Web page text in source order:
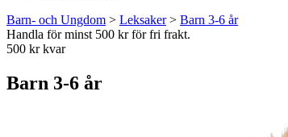
Barn- och Ungdom > Leksaker> Barn 3-6 år
Handla för minst 500 kr för fri frakt.
500 kr kvar
Barn 3-6 år